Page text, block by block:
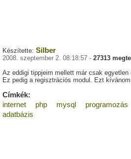
Készítette: Silber
2008. szeptember 2. 08:18:57 - 27313
Az eddigi tippjeim mellett már csak
Ez pedig a regisztrációs modul. Ezt
Címkék:
internet
php mysql programozás
adatbázis